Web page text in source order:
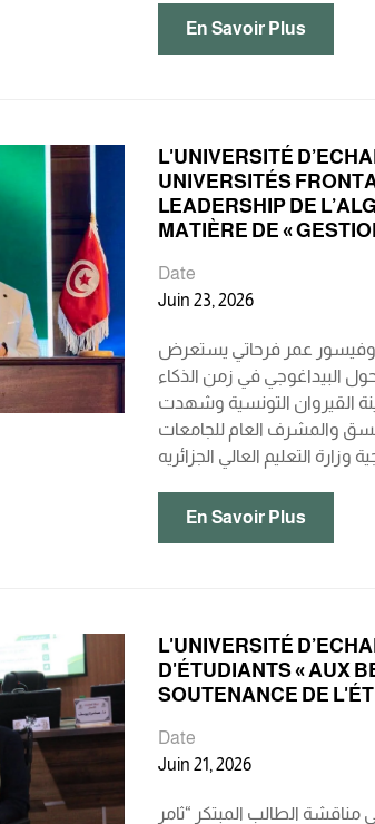
En Savoir Plus
L'UNIVERSITÉ
UNIVERSITÉS
LEADERSHIP DE
MATIÈRE DE «
Date
Juin 23, 2026
(5+5) بمدينة القيروان بتونس.. والبروفيسور عمر فرحاتي يستعرض
البيداغوجي في زمن الذكاء
18 جوان 2026 فعاليات الملتقى الحضوري الثامن للجامعات الحدودية الجزائرية-التونسية (5+5) بمدينة القيروان التونسية وشهدت
والمشرف العام للجامعات
En Savoir Plus
L'UNIVERSITÉ
D'ÉTUDIANTS « AUX
SOUTENANCE DE
Date
Juin 21, 2026
الطالب المبتكر “ثامر